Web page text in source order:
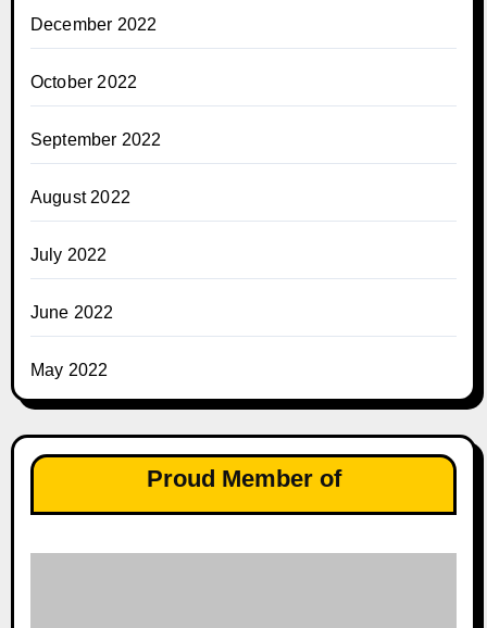
December 2022
October 2022
September 2022
August 2022
July 2022
June 2022
May 2022
Proud Member of